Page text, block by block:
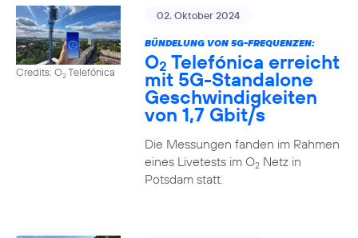
Credits: O2Telefónica
02. Oktober 2024
BÜNDELUNG VON 5G-FREQUENZEN:
O2 Telefónica erreicht
mit 5G-Standalone
Geschwindigkeiten
von 1,7 Gbit/s
Die Messungen fanden im Rahmen
eines Livetests im O2Netz in
Potsdam statt.